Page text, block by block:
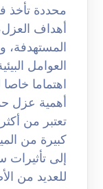
محددة تأخذ
أهداف
المستهدفة،
العوامل
اهتماما
أهمية عزل
تعتبر من
كبيرة من
إلى
للعديد من